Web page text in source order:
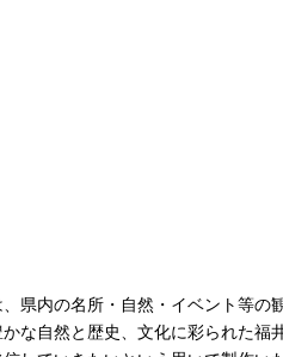
県内の名所・自然・イベント等の
な自然と歴史、文化に彩られた福